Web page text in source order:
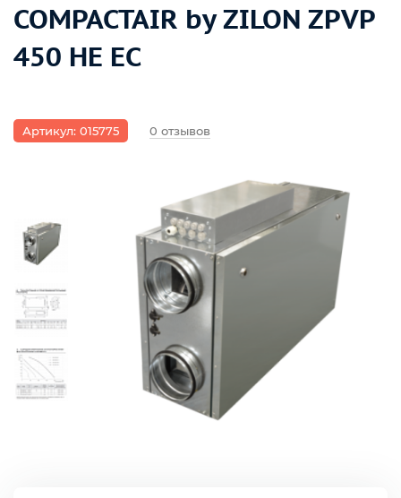
COMPACTAIR by ZILON ZPVP
450 HE EC
Артикул: 015775 0 отзывов